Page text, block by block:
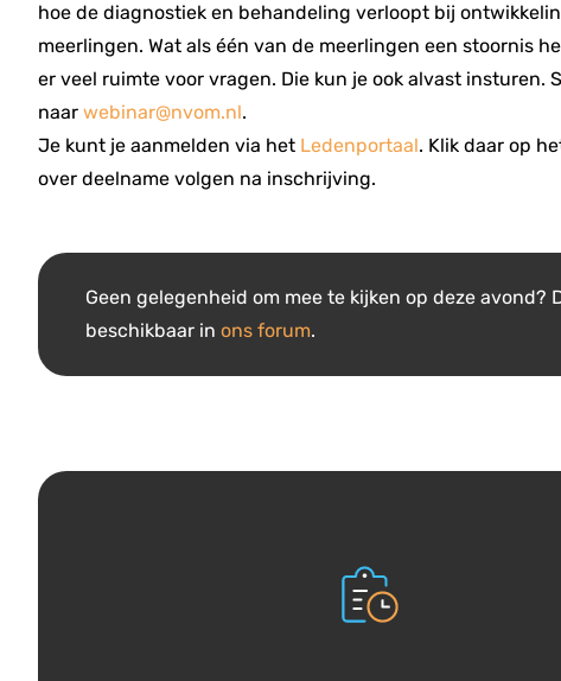
hoe de diagnostiek en behandeling verloopt bij
meerlingen. Wat als één van de meerlingen een stoornis
er veel ruimte voor vragen. Die kun je ook alvast insturen.
naar webinar@nvom.nl.
Je kunt je aanmelden via het Ledenportaal. Klik daar op
over deelname volgen na inschrijving.
Geen gelegenheid om mee te kijken op deze avond?
beschikbaar in ons forum.